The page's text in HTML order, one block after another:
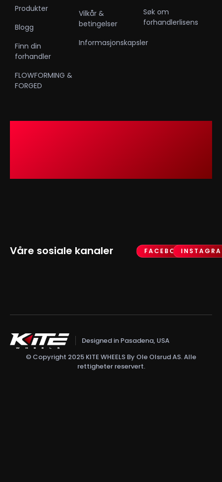
Produkter
Blogg
Finn din
forhandler
FLOWFORMING &
FORGED
Vilkår &
betingelser
Informasjonskapsler
Søk om
forhandlerlisens
Våre sosiale kanaler FACEBOOK
Designed in Pasadena, USA
© Copyright 2025 KITE WHEELS By Ole Olsrud AS. Alle
rettigheter reservert.